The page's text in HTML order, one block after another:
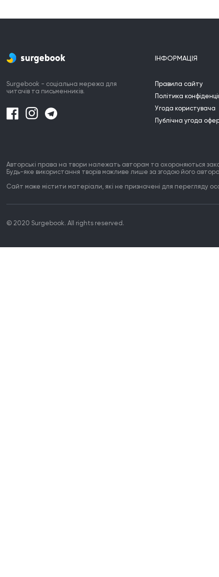
Surgebook - соціальна мережа для
читачів та письменників.
ІНФОРМАЦІЯ
Правила сайту
Політика
Угода користувача
Публічна угода
Авторські права на твори належать авторам та охороняються
Будь-яке використання творів можливе лише за згодою його
Сайт може містити матеріали, які не призначені для перегляду
© 2020 Surgebook. All rights reserved.